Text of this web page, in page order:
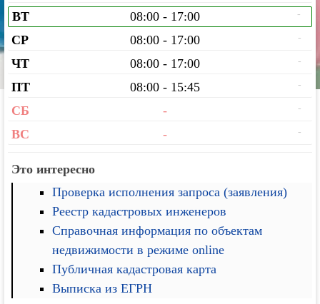
ВТ 08:00 - 17:00 -
СР 08:00 - 17:00 -
ЧТ 08:00 - 17:00 -
ПТ 08:00 - 15:45 -
СБ - -
ВС - -
Это интересно
Проверка исполнения запроса (заявления)
Реестр кадастровых инженеров
Справочная информация по объектам
недвижимости в режиме online
Публичная кадастровая карта
Выписка из ЕГРН